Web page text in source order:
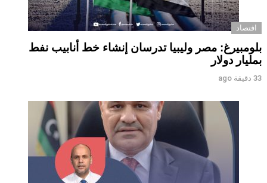
اقتصاد
‏بلومبيرغ: مصر وليبيا تدرسان إنشاء خط أنابيب نفط
بمليار دولار ‏
33 دقيقة ago